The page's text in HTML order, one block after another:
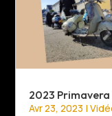
2023 Primavera
Avr 23, 2023 |